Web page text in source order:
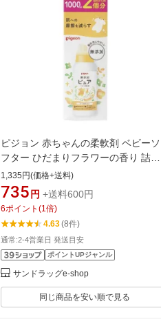
ピジョン 赤ちゃんの柔軟剤 ベビーソ
フター ひだまりフラワーの香り 詰め
替え用 1000ml
1,335円(価格+送料)
735 円 +送料600円
6ポイント (1倍)
4.63(8件)
通常:2-4営業日 発送目安
ポイントUPジャンル
サンドラッグe-shop
同じ商品を安い順で見る